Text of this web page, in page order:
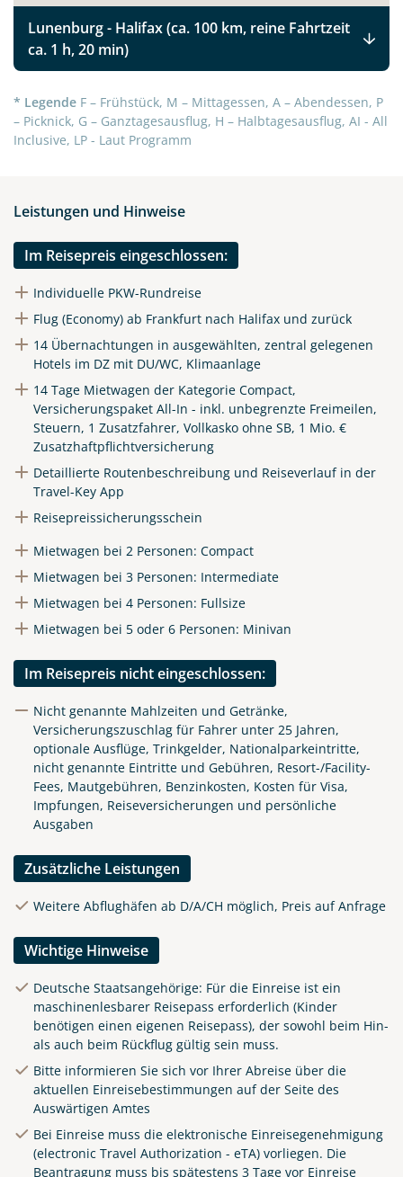
Prince Edward Island und New Brunswick
Instagram
WhatsApp
Telegram
per E-Mail senden
Link kopieren
Lunenburg - Halifax (ca. 100 km, reine Fahrtzeit
ca. 1 h, 20 min)
* Legende F – Frühstück, M – Mittagessen, A – Abendessen, P
– Picknick, G – Ganztagesausflug, H – Halbtagesausflug, AI - All
Inclusive, LP - Laut Programm
Leistungen und Hinweise
Im Reisepreis eingeschlossen:
Individuelle PKW-Rundreise
Flug (Economy) ab Frankfurt nach Halifax und zurück
14 Übernachtungen in ausgewählten, zentral gelegenen
Hotels im DZ mit DU/WC, Klimaanlage
14 Tage Mietwagen der Kategorie Compact,
Versicherungspaket All-In - inkl. unbegrenzte Freimeilen,
Steuern, 1 Zusatzfahrer, Vollkasko ohne SB, 1 Mio. €
Zusatzhaftpflichtversicherung
Detaillierte Routenbeschreibung und Reiseverlauf in der
Travel-Key App
Reisepreissicherungsschein
Mietwagen bei 2 Personen: Compact
Mietwagen bei 3 Personen: Intermediate
Mietwagen bei 4 Personen: Fullsize
Mietwagen bei 5 oder 6 Personen: Minivan
Im Reisepreis nicht eingeschlossen:
Nicht genannte Mahlzeiten und Getränke,
Versicherungszuschlag für Fahrer unter 25 Jahren,
optionale Ausflüge, Trinkgelder, Nationalparkeintritte,
nicht genannte Eintritte und Gebühren, Resort-/Facility-
Fees, Mautgebühren, Benzinkosten, Kosten für Visa,
Impfungen, Reiseversicherungen und persönliche
Ausgaben
Zusätzliche Leistungen
Weitere Abflughäfen ab D/A/CH möglich, Preis auf Anfrage
Wichtige Hinweise
Deutsche Staatsangehörige: Für die Einreise ist ein
maschinenlesbarer Reisepass erforderlich (Kinder
benötigen einen eigenen Reisepass), der sowohl beim Hin-
als auch beim Rückflug gültig sein muss.
Bitte informieren Sie sich vor Ihrer Abreise über die
aktuellen Einreisebestimmungen auf der Seite des
Auswärtigen Amtes
Bei Einreise muss die elektronische Einreisegenehmigung
(electronic Travel Authorization - eTA) vorliegen. Die
Beantragung muss bis spätestens 3 Tage vor Einreise